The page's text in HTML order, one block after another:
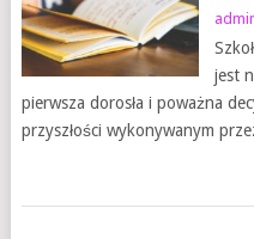
jest
pierwsza dorosła i poważna
przyszłości wykonywanym